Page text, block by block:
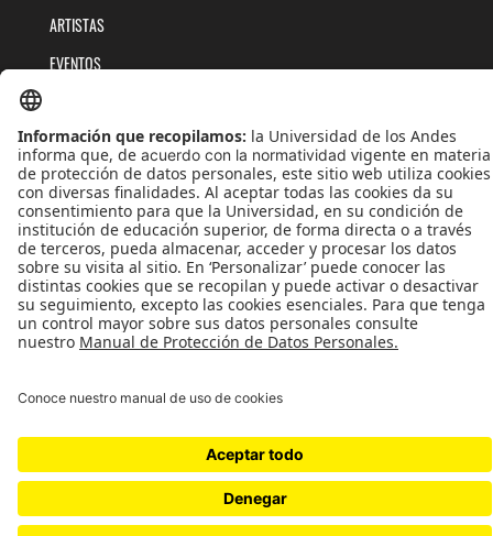
ARTISTAS
EVENTOS
QUIÉNES SOMOS
POLÍTICAS DE TRATAMIENTOS DE DATOS
TÉRMINOS Y CONDICIONES
Universidad de los Andes | Vigilada MinEducación